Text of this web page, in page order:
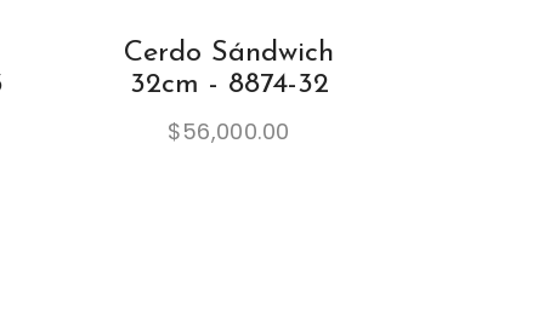
Cerdo Sándwich
32cm - 8874-32
$56,000.00